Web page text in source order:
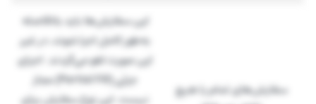
سفارش‌های تمام یا هیچ
این سفارش‌ها باید بلافاصله
به‌طور کامل اجرا شوند، در غیر
این صورت لغو می‌گردند. اجرای
جزئی (Partial Fill) مجاز
نیست. این نوع سفارش برای